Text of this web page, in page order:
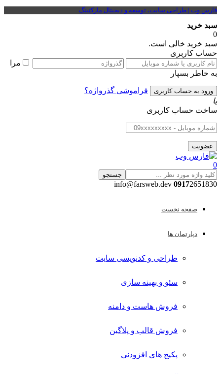
فارس وب | طراحی سایت، توسعه و دیجیتال مارکتینگ
سبد خرید
0
سبد خرید خالی است.
حساب کاربری
مرا
به خاطر بسپار
فراموشی گذرواژه؟
یا
ساخت حساب کاربری
0
جستجو
09172651830 info@farsweb.dev
صفحه نخست
دپارتمان ها
طراحی و کدنویسی سایت
سئو و بهینه سازی
فروش هاست و دامنه
فروش قالب و پلاگین
پکیج های افزودنی